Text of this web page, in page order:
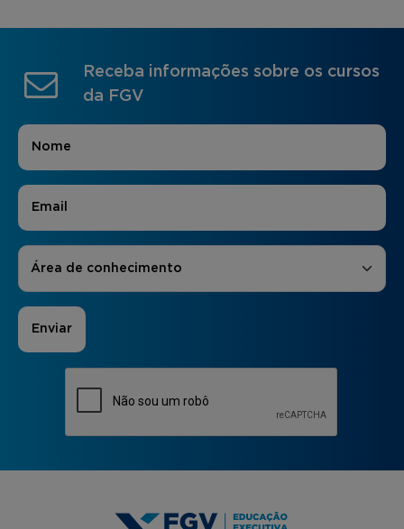
Receba informações sobre os cursos
da FGV
Nome
E-mail
Áreas de Interesse
Área de conhecimento